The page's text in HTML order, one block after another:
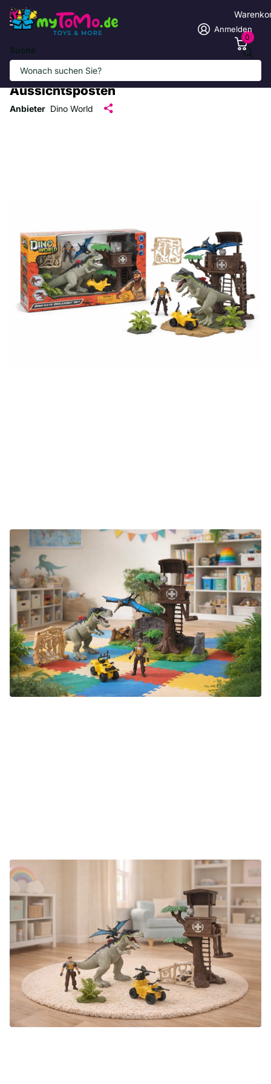
Suche
Anmelden
0
Dino Gate Breakout Set – Dinosaurier-
Spielset mit Fahrzeug, Figur & Baum-
Aussichtsposten
Anbieter Dino World